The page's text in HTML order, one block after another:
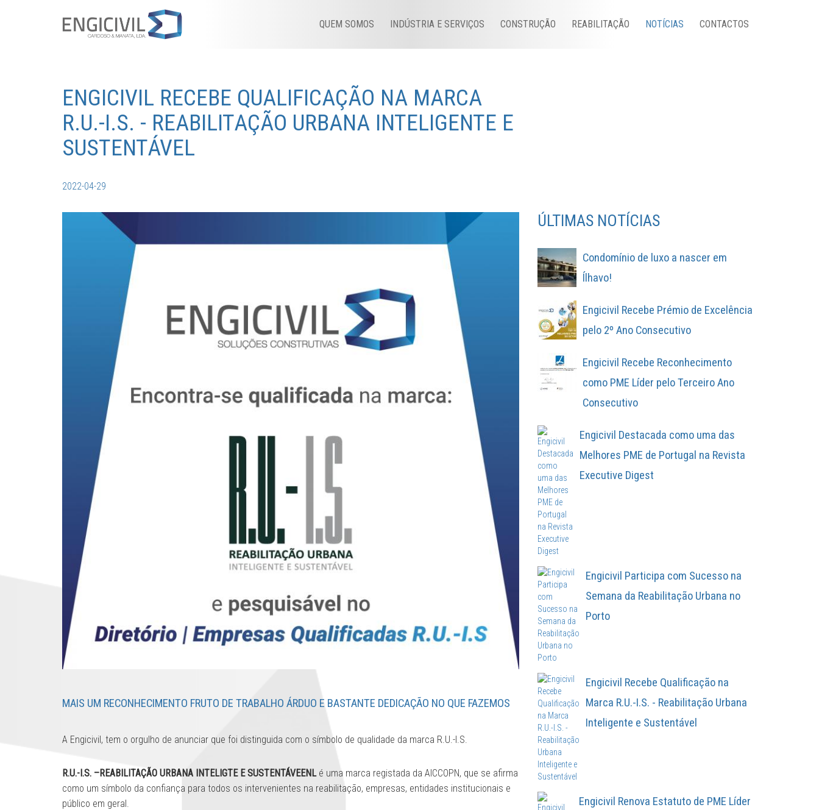
QUEM SOMOS INDÚSTRIA E SERVIÇOS CONSTRUÇÃO REABILITAÇÃO NOTÍCIAS CONTACTOS
ENGICIVIL RECEBE QUALIFICAÇÃO NA MARCA
R.U.-I.S. - REABILITAÇÃO URBANA INTELIGENTE E
SUSTENTÁVEL
2022-04-29
MAIS UM RECONHECIMENTO FRUTO DE TRABALHO ÁRDUO E BASTANTE DEDICAÇÃO NO QUE FAZEMOS
A Engicivil, tem o orgulho de anunciar que foi distinguida com o símbolo de qualidade da marca R.U.-I.S.
R.U.-I.S. –REABILITAÇÃO URBANA INTELIGTE E SUSTENTÁVEENLé uma marca registada da AICCOPN, que se afirma
como um símbolo da confiança para todos os intervenientes na reabilitação, empresas, entidades institucionais e
público em geral.
ÚLTIMAS NOTÍCIAS
Condomínio de luxo a nascer em
Ílhavo!
Engicivil Recebe Prémio de Excelência
pelo 2º Ano Consecutivo
Engicivil Recebe Reconhecimento
como PME Líder pelo Terceiro Ano
Consecutivo
Engicivil Destacada como uma das
Melhores PME de Portugal na Revista
Executive Digest
Engicivil Participa com Sucesso na
Semana da Reabilitação Urbana no
Porto
Engicivil Recebe Qualificação na
Marca R.U.-I.S. - Reabilitação Urbana
Inteligente e Sustentável
Engicivil Renova Estatuto de PME Líder